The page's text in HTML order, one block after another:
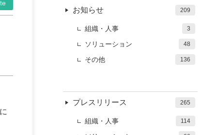
お知らせ 209
組織・人事 3
ソリューション 48
その他 136
プレスリリース 265
組織・人事 114